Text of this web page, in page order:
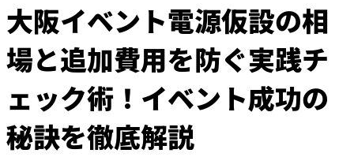
大阪イベント電源仮設の相
場と追加費用を防ぐ実践チ
ェック術！イベント成功の
秘訣を徹底解説